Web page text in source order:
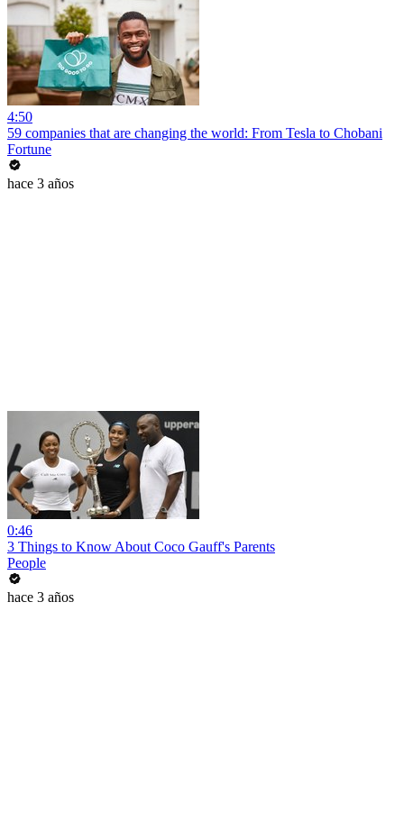
4:50
59 companies that are changing the world: From Tesla to Chobani
Fortune
hace 3 años
0:46
3 Things to Know About Coco Gauff's Parents
People
hace 3 años